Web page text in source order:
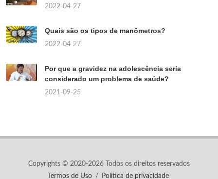
2022-04-27
Quais são os tipos de manômetros?
2022-04-27
Por que a gravidez na adolescência seria
considerado um problema de saúde?
2021-09-25
Copyrights © 2020-2026 Todos os direitos reservados
Termos de Uso / Política de privacidade